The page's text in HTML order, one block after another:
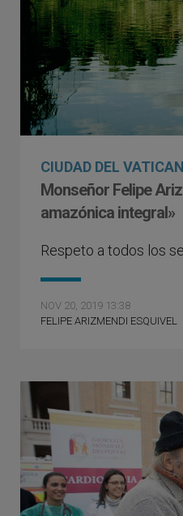
CIUDAD DEL
Monseñor Felipe
amazónica integral»
Respeto a todos los
NOV 20, 2019 13:38
FELIPE ARIZMENDI ESQUIVEL